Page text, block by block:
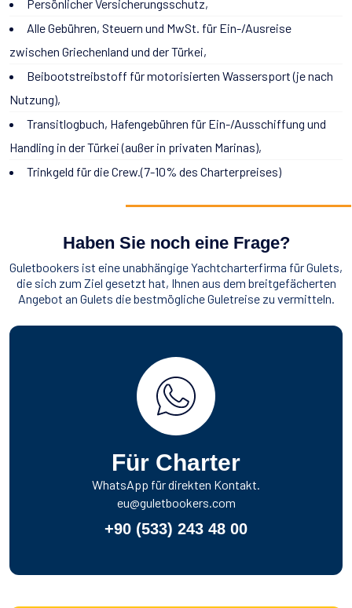
Persönlicher Versicherungsschutz,
Alle Gebühren, Steuern und MwSt. für Ein-/Ausreise
zwischen Griechenland und der Türkei,
Beibootstreibstoff für motorisierten Wassersport (je nach
Nutzung),
Transitlogbuch, Hafengebühren für Ein-/Ausschiffung und
Handling in der Türkei (außer in privaten Marinas),
Trinkgeld für die Crew.(7-10% des Charterpreises)
Haben Sie noch eine Frage?
Guletbookers ist eine unabhängige Yachtcharterfirma für Gulets,
die sich zum Ziel gesetzt hat, Ihnen aus dem breitgefächerten
Angebot an Gulets die bestmögliche Guletreise zu vermitteln.
Für Charter
WhatsApp für direkten Kontakt.
eu@guletbookers.com
+90 (533) 243 48 00